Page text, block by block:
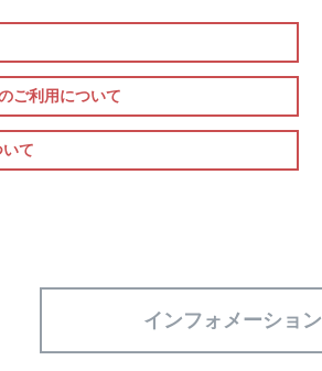
ご利用について
て
インフォメーション